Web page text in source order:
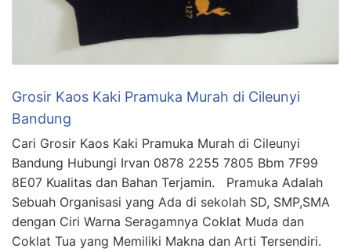
Grosir Kaos Kaki Pramuka Murah di Cileunyi
Bandung
Cari Grosir Kaos Kaki Pramuka Murah di Cileunyi
Bandung Hubungi Irvan 0878 2255 7805 Bbm 7F99
8E07 Kualitas dan Bahan Terjamin. Pramuka Adalah
Sebuah Organisasi yang Ada di sekolah SD, SMP,SMA
dengan Ciri Warna Seragamnya Coklat Muda dan
Coklat Tua yang Memiliki Makna dan Arti Tersendiri.